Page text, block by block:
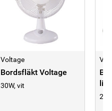
Voltage
Bordsfläkt Voltage
30W, vit